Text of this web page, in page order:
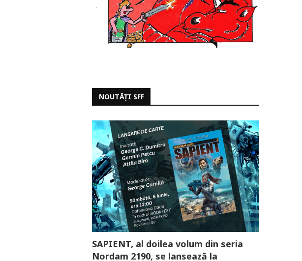
NOUTĂȚI SFF
SAPIENT, al doilea volum din seria
Nordam 2190, se lansează la